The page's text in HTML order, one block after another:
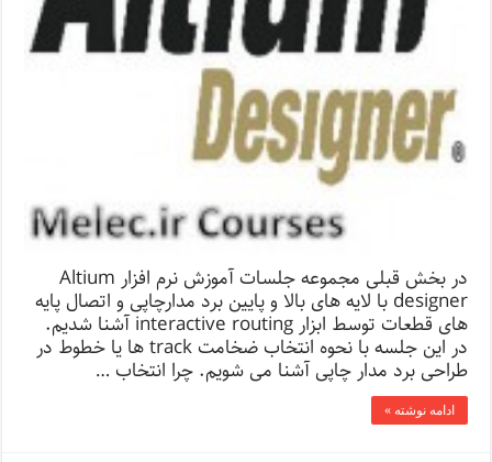
در بخش قبلی مجموعه جلسات آموزش نرم افزار Altium
designer با لایه های بالا و پایین برد مدارچاپی و اتصال پایه
های قطعات توسط ابزار interactive routing آشنا شدیم.
در این جلسه با نحوه انتخاب ضخامت track ها یا خطوط در
طراحی برد مدار چاپی آشنا می شویم. چرا انتخاب …
ادامه نوشته »